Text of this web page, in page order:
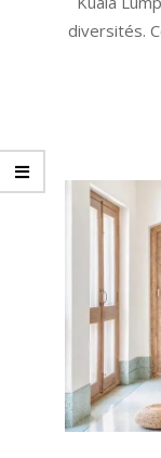
diversités.